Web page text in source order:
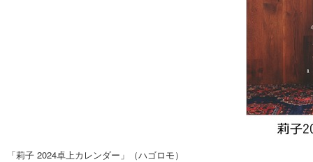
「莉子 2024卓上カレンダー」（ハゴロモ）